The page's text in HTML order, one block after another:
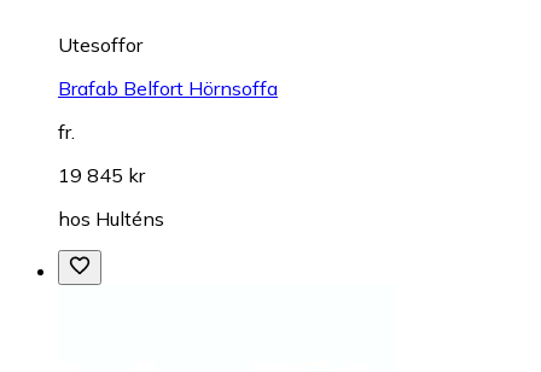
Utesoffor
Brafab Belfort Hörnsoffa
fr.
19 845 kr
hos Hulténs